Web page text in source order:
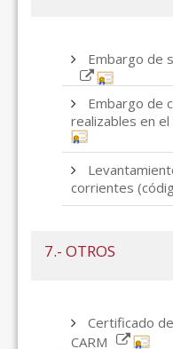
Embargo de
Embargo de
realizables en
corrientes
7.- OTROS
Certificado
CARM